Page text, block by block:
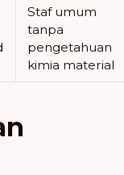
Staf umum
tanpa
pengetahuan
kimia material